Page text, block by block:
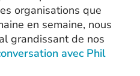
organisations que
en semaine, nous
grandissant de nos
avec Phil